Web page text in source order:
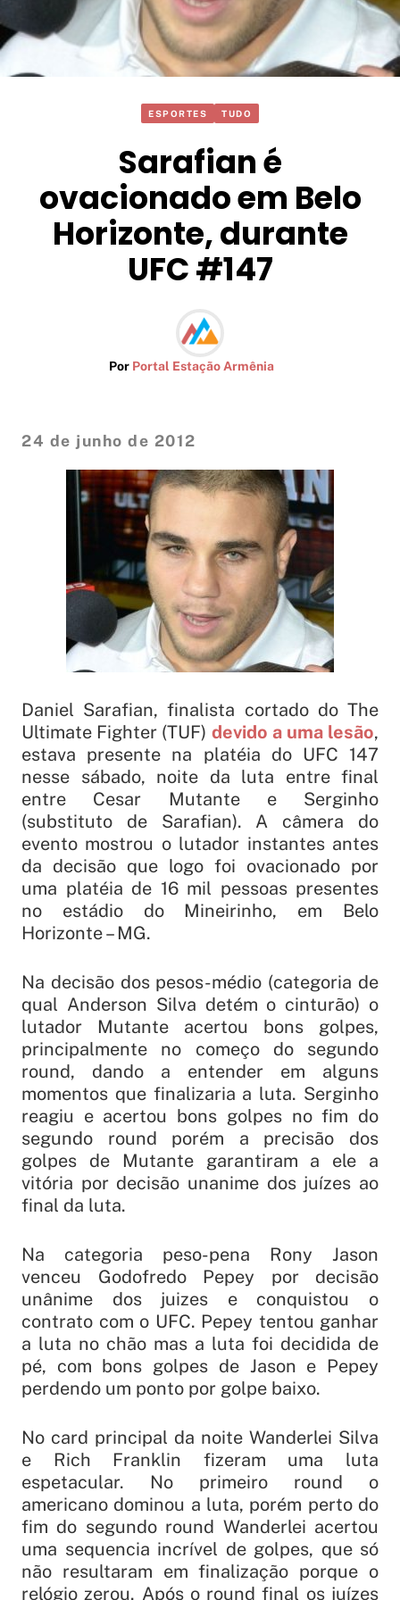
ESPORTES TUDO
Sarafian é
ovacionado em Belo
Horizonte, durante
UFC #147
Por Portal Estação Armênia
24 de junho de 2012
Daniel Sarafian, finalista cortado do The
Ultimate Fighter (TUF) devido a uma lesão,
estava presente na platéia do UFC 147
nesse sábado, noite da luta entre final
entre Cesar Mutante e Serginho
(substituto de Sarafian). A câmera do
evento mostrou o lutador instantes antes
da decisão que logo foi ovacionado por
uma platéia de 16 mil pessoas presentes
no estádio do Mineirinho, em Belo
Horizonte – MG.
Na decisão dos pesos-médio (categoria de
qual Anderson Silva detém o cinturão) o
lutador Mutante acertou bons golpes,
principalmente no começo do segundo
round, dando a entender em alguns
momentos que finalizaria a luta. Serginho
reagiu e acertou bons golpes no fim do
segundo round porém a precisão dos
golpes de Mutante garantiram a ele a
vitória por decisão unanime dos juízes ao
final da luta.
Na categoria peso-pena Rony Jason
venceu Godofredo Pepey por decisão
unânime dos juizes e conquistou o
contrato com o UFC. Pepey tentou ganhar
a luta no chão mas a luta foi decidida de
pé, com bons golpes de Jason e Pepey
perdendo um ponto por golpe baixo.
No card principal da noite Wanderlei Silva
e Rich Franklin fizeram uma luta
espetacular. No primeiro round o
americano dominou a luta, porém perto do
fim do segundo round Wanderlei acertou
uma sequencia incrível de golpes, que só
não resultaram em finalização porque o
relógio zerou. Após o round final os juízes